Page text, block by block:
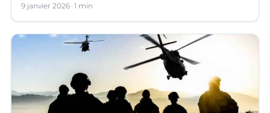
9 janvier 2026 1 min